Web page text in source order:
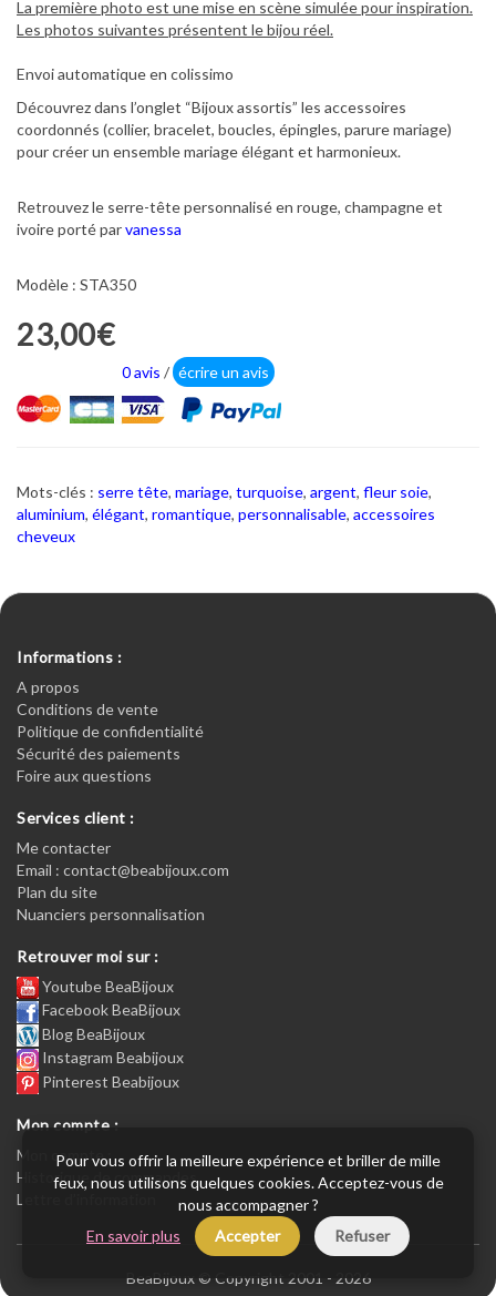
La première photo est une mise en scène simulée pour inspiration.
Les photos suivantes présentent le bijou réel.
Envoi automatique en colissimo
Découvrez dans l’onglet “Bijoux assortis” les accessoires
coordonnés (collier, bracelet, boucles, épingles, parure mariage)
pour créer un ensemble mariage élégant et harmonieux.
Retrouvez le serre-tête personnalisé en rouge, champagne et
ivoire porté parvanessa
Modèle : STA350
23,00€
0 avis / écrire un avis
Mots-clés : serre tête, mariage, turquoise, argent, fleur soie,
aluminium, élégant, romantique, personnalisable, accessoires
cheveux
Informations :
A propos
Conditions de vente
Politique de confidentialité
Sécurité des paiements
Foire aux questions
Services client :
Me contacter
Email : contact@beabijoux.com
Plan du site
Nuanciers personnalisation
Retrouver moi sur :
Youtube BeaBijoux
Facebook BeaBijoux
Blog BeaBijoux
Instagram Beabijoux
Pinterest Beabijoux
Mon compte :
Mon compte :
Historique de commandes
Lettre d’information
BeaBijoux © Copyright 2001 - 2026
Pour vous offrir la meilleure expérience et briller de mille
feux, nous utilisons quelques cookies. Acceptez-vous de
nous accompagner ?
En savoir plus
Accepter Refuser